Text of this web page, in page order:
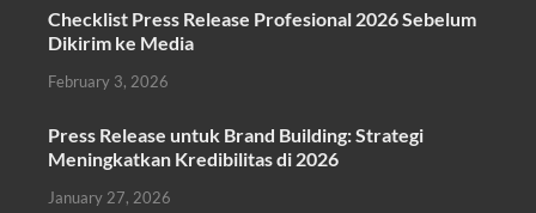
Press Release untuk Brand Building: Strategi